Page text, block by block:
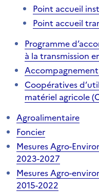
Point accueil
Point accueil
Programme
à la transmission
Coopératives
matériel agricole
Agroalimentaire
Foncier
Mesures Agro-
2023-2027
Mesures Agro-
2015-2022